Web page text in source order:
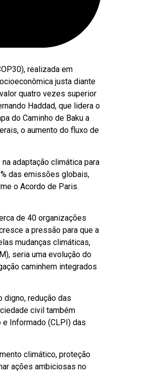
realizada em
justa diante
quatro vezes superior
Haddad, que lidera o
do Caminho de Baku a
o aumento do fluxo de
adaptação climática para
das emissões globais,
o Acordo de Paris.
de 40 organizações
a pressão para que a
mudanças climáticas,
seria uma evolução do
caminhem integrados
redução das
civil também
Informado (CLPI) das
climático, proteção
ações ambiciosas no